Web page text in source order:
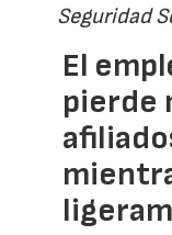
Seguridad
El
pierde